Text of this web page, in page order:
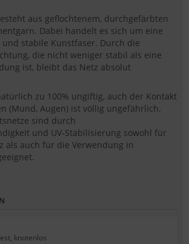
aus geflochtenem, durchgefärbten
Dabei handelt es sich um eine
stabile Kunstfaser. Durch die
die nicht weniger stabil als eine
ist, bleibt das Netz absolut
zu 100% ungiftig, auch der Kontakt
(Mund, Augen) ist völlig ungefährlich.
sind durch
und UV-Stabilisierung sowohl für
als auch für die Verwendung in
knotenlos